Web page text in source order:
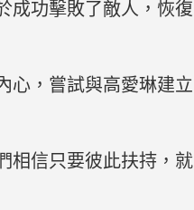
成功擊敗了敵人，恢復
心，嘗試與高愛琳建立
相信只要彼此扶持，就